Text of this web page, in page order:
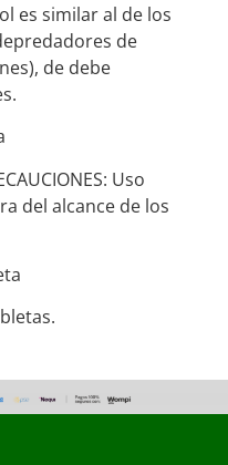
es similar al de los
de
de debe
Uso
del alcance de los